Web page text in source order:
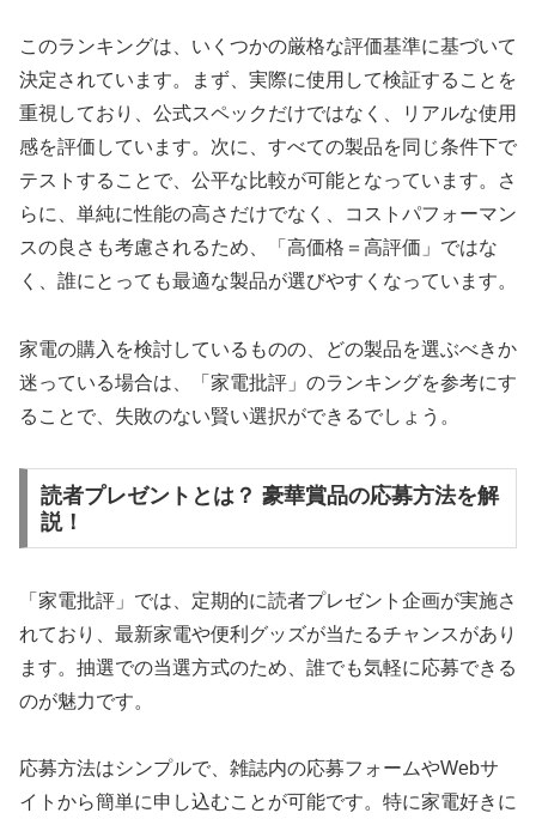
このランキングは、いくつかの厳格な評価基準に基づいて
決定されています。まず、実際に使用して検証することを
重視しており、公式スペックだけではなく、リアルな使用
感を評価しています。次に、すべての製品を同じ条件下で
テストすることで、公平な比較が可能となっています。さ
らに、単純に性能の高さだけでなく、コストパフォーマン
スの良さも考慮されるため、「高価格＝高評価」ではな
く、誰にとっても最適な製品が選びやすくなっています。
家電の購入を検討しているものの、どの製品を選ぶべきか
迷っている場合は、「家電批評」のランキングを参考にす
ることで、失敗のない賢い選択ができるでしょう。
読者プレゼントとは？ 豪華賞品の応募方法を解
説！
「家電批評」では、定期的に読者プレゼント企画が実施さ
れており、最新家電や便利グッズが当たるチャンスがあり
ます。抽選での当選方式のため、誰でも気軽に応募できる
のが魅力です。
応募方法はシンプルで、雑誌内の応募フォームやWebサ
イトから簡単に申し込むことが可能です。特に家電好きに